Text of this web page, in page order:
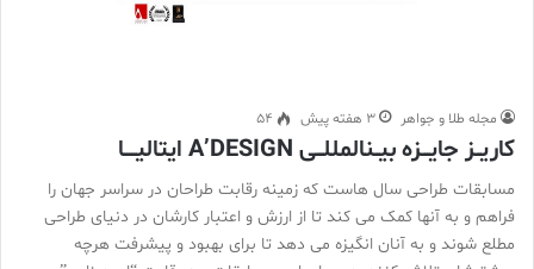
مجله طلا و جواهر 3 هفته پیش 54
کاریــز جایـــزه بیــنالمللـــی A’DESIGN ایتالیـــــا
مسابقات طراحی سال هاست که زمینه رقابت طراحان در سراسر جهان را
فراهم و به آنها کمک می کند تا از ارزش و اعتبار کارشان در دنیای طراحی
مطلع شوند و به آنان انگیزه می دهد تا برای بهبود و پیشرفت هرچه